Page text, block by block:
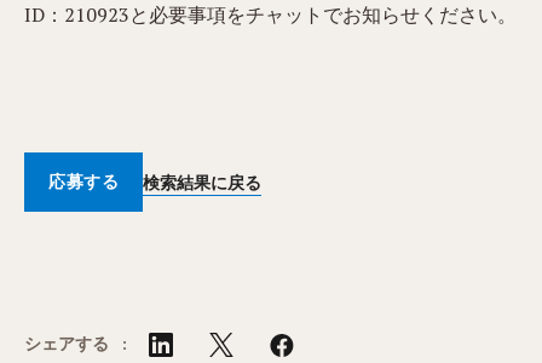
ID：210923と必要事項をチャットでお知らせください。
応募する 検索結果に戻る
シェアする :